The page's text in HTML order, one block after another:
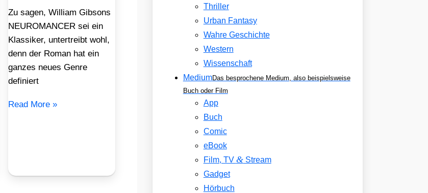
Zu sagen, William Gibsons
NEUROMANCER sei ein
Klassiker, untertreibt wohl,
denn der Roman hat ein
ganzes neues Genre
definiert
Read More »
Thriller
Urban Fantasy
Wahre Geschichte
Western
Wissenschaft
MediumDas besprochene Medium, also beispielsweise
Buch oder Film
App
Buch
Comic
eBook
Film, TV &Stream
Gadget
Hörbuch